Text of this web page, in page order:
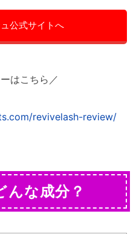
公式サイトへ
はこちら／
revivelash-review/
んな成分？